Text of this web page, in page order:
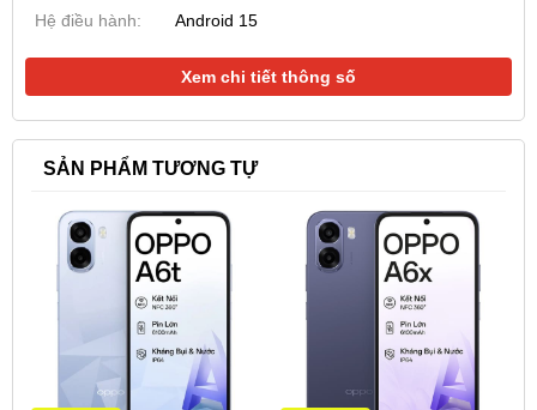
Hệ điều hành: Android 15
Xem chi tiết thông số
SẢN PHẨM TƯƠNG TỰ